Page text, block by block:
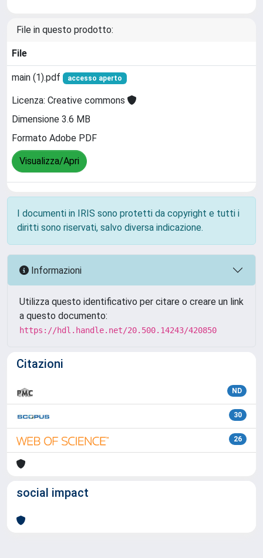
File in questo prodotto:
File
main (1).pdf accesso aperto
Licenza: Creative commons
Dimensione 3.6 MB
Formato Adobe PDF
Visualizza/Apri
I documenti in IRIS sono protetti da copyright e tutti i
diritti sono riservati, salvo diversa indicazione.
Informazioni
Utilizza questo identificativo per citare o creare un link
a questo documento:
https://hdl.handle.net/20.500.14243/420850
Citazioni
ND
30
26
social impact